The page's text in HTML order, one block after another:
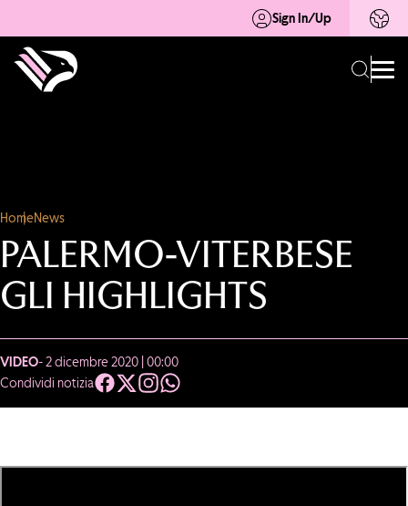
Sign In/Up
HomeNews
PALERMO-VITERBESE
GLI HIGHLIGHTS
VIDEO- 2 dicembre 2020 | 00:00
Condividi notizia